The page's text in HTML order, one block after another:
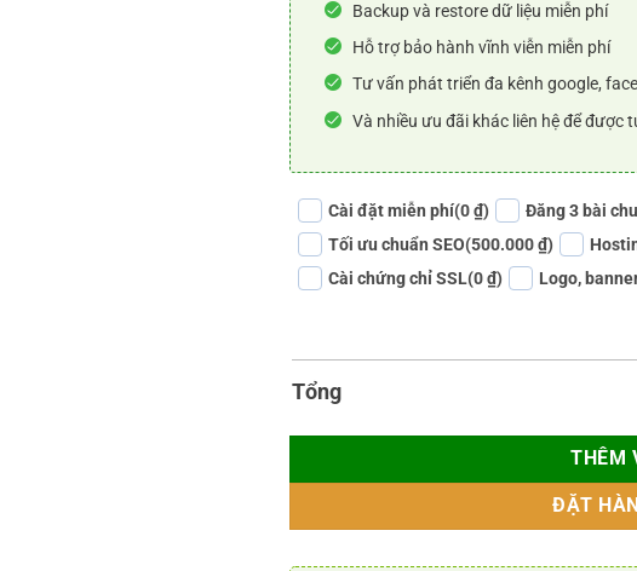
Backup và restore dữ liệu miễn phí
Hỗ trợ bảo hành vĩnh viễn miễn phí
Tư vấn phát triển đa kênh google,
Và nhiều ưu đãi khác liên hệ để được
Cài đặt miễn phí(0 ₫) Đăng 3 bài
Tối ưu chuẩn SEO(500.000 ₫)
Cài chứng chỉ SSL(0 ₫) Logo,
Tổng
THÊM
ĐẶT